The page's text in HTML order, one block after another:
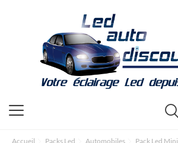
Accueil Packs Led Automobiles Pack Led Mini